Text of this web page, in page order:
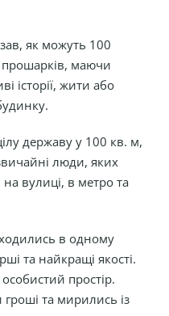
як можуть 100
прошарків, маючи
історії, жити або
державу у 100 кв. м,
люди, яких
вулиці, в метро та
в одному
та найкращі якості.
простір.
гроші та мирились із